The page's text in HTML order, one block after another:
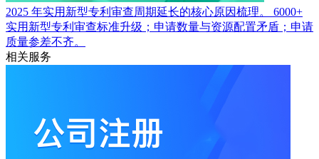
2025 年实用新型专利审查周期延长的核心原因梳理。
6000+
实用新型专利审查标准升级；申请数量与资源配置矛盾；申请
质量参差不齐。
相关服务